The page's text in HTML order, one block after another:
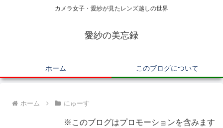
カメラ女子・愛紗が見たレンズ越しの世界
愛紗の美忘録
ホーム このブログについて
ホーム にゅーす
※このブログはプロモーションを含みます